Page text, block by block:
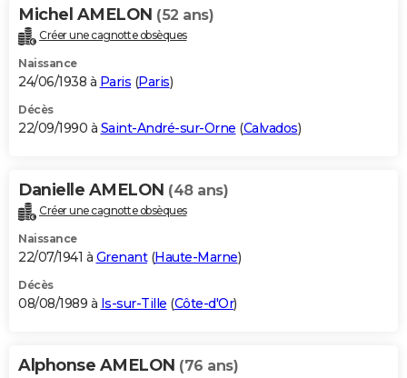
Michel AMELON (52 ans)
Créer une cagnotte obsèques
Naissance
24/06/1938 à Paris (Paris)
Décès
22/09/1990 à Saint-André-sur-Orne (Calvados)
Danielle AMELON (48 ans)
Créer une cagnotte obsèques
Naissance
22/07/1941 à Grenant(Haute-Marne)
Décès
08/08/1989 à Is-sur-Tille (Côte-d'Or)
Alphonse AMELON (76 ans)